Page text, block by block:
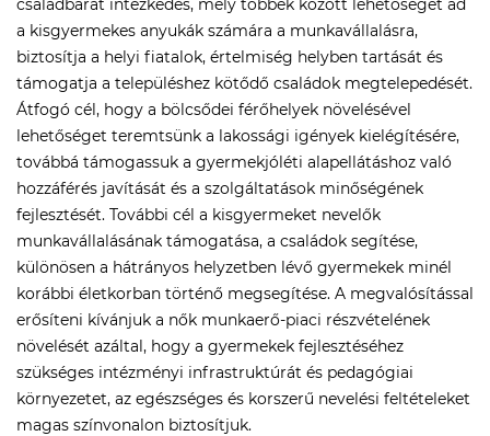
családbarát intézkedés, mely többek között lehetőséget ad
a kisgyermekes anyukák számára a munkavállalásra,
biztosítja a helyi fiatalok, értelmiség helyben tartását és
támogatja a településhez kötődő családok megtelepedését.
Átfogó cél, hogy a bölcsődei férőhelyek növelésével
lehetőséget teremtsünk a lakossági igények kielégítésére,
továbbá támogassuk a gyermekjóléti alapellátáshoz való
hozzáférés javítását és a szolgáltatások minőségének
fejlesztését. További cél a kisgyermeket nevelők
munkavállalásának támogatása, a családok segítése,
különösen a hátrányos helyzetben lévő gyermekek minél
korábbi életkorban történő megsegítése. A megvalósítással
erősíteni kívánjuk a nők munkaerő-piaci részvételének
növelését azáltal, hogy a gyermekek fejlesztéséhez
szükséges intézményi infrastruktúrát és pedagógiai
környezetet, az egészséges és korszerű nevelési feltételeket
magas színvonalon biztosítjuk.